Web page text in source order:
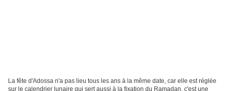
La fête d'Adossa n'a pas lieu tous les ans à la même date, car elle est réglée
sur le calendrier lunaire qui sert aussi à la fixation du Ramadan, c'est une